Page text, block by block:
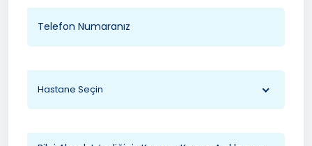
Hastane Seçin